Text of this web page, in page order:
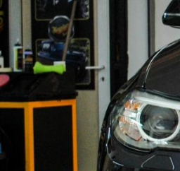
Skip
to
content